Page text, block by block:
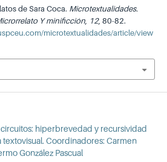
circuitos: hiperbrevedad y recursividad
textovisual. Coordinadores: Carmen
González Pascual
de Sara Coca. Microtextualidades.
Y minificción, 12, 80-82.
microtextualidades/article/view